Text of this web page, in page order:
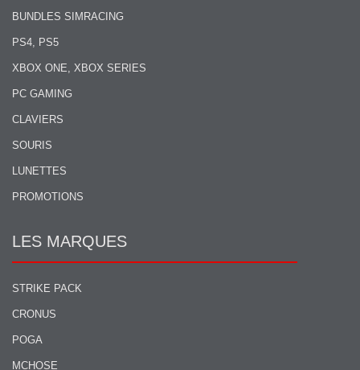
BUNDLES SIMRACING
PS4, PS5
XBOX ONE, XBOX SERIES
PC GAMING
CLAVIERS
SOURIS
LUNETTES
PROMOTIONS
LES MARQUES
STRIKE PACK
CRONUS
POGA
MCHOSE